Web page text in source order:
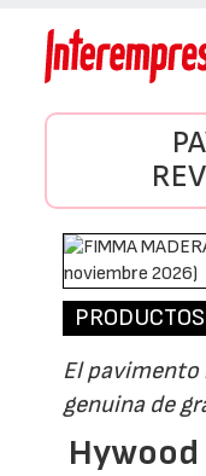
PRODUCTOS
El pavimento
genuina de